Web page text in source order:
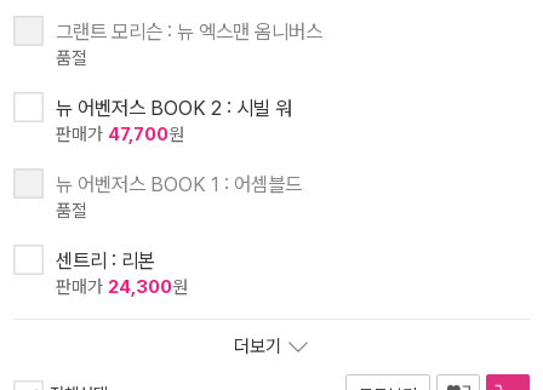
그랜트 모리슨 : 뉴 엑스맨 옴니버스
품절
뉴 어벤저스 BOOK 2 : 시빌 워
판매가 47,700원
뉴 어벤저스 BOOK 1 : 어셈블드
품절
센트리 : 리본
판매가 24,300원
더보기